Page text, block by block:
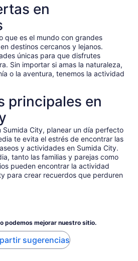
en
que es el mundo con grandes
destinos cercanos y lejanos.
únicas para que disfrutes
Sin importar si amas la naturaleza,
o la aventura, tenemos la actividad
principales en
Sumida City, planear un día perfecto
te evita el estrés de encontrar las
y actividades en Sumida City.
tanto las familias y parejas como
pueden encontrar la actividad
para crear recuerdos que perduren
podemos mejorar nuestro sitio.
sugerencias